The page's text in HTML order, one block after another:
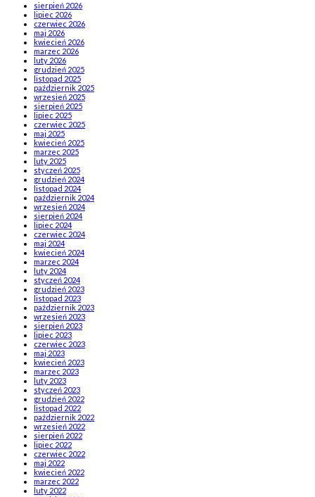
sierpień 2026
lipiec 2026
czerwiec 2026
maj 2026
kwiecień 2026
marzec 2026
luty 2026
grudzień 2025
listopad 2025
październik 2025
wrzesień 2025
sierpień 2025
lipiec 2025
czerwiec 2025
maj 2025
kwiecień 2025
marzec 2025
luty 2025
styczeń 2025
grudzień 2024
listopad 2024
październik 2024
wrzesień 2024
sierpień 2024
lipiec 2024
czerwiec 2024
maj 2024
kwiecień 2024
marzec 2024
luty 2024
styczeń 2024
grudzień 2023
listopad 2023
październik 2023
wrzesień 2023
sierpień 2023
lipiec 2023
czerwiec 2023
maj 2023
kwiecień 2023
marzec 2023
luty 2023
styczeń 2023
grudzień 2022
listopad 2022
październik 2022
wrzesień 2022
sierpień 2022
lipiec 2022
czerwiec 2022
maj 2022
kwiecień 2022
marzec 2022
luty 2022